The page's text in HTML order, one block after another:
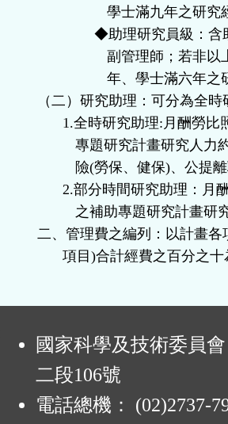
學士滿九年之研究
◆助理研究員級：含
副管理師；若非以
年、學士滿六年之
（二）研究助理：可分為全
1.全時研究助理: 月酬勞比
專題研究計畫研究人力
險(勞保、健保)、公提
2.部分時間研究助理：月
之補助專題研究計畫研
二、管理費之編列：以計畫各
項目 )合計經費之百分之十
國家科學及技術委員
二段106號
電話總機： (02)2737-